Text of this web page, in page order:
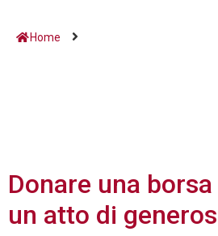
Home
Donare una
un atto di